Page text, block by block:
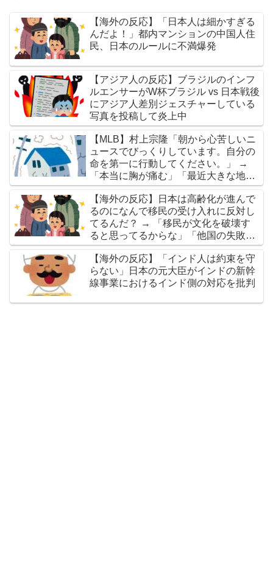
【海外の反応】「日本人は細かすぎる
んだよ！」都内マンションの中国人住
民、日本のルールに不満爆発
【アジア人の反応】ブラジルのインフ
ルエンサーがW杯ブラジル vs 日本戦後
にアジア人差別ジェスチャーしている
写真を投稿して炎上中
【MLB】村上宗隆「朝から心苦しいニ
ュースでびっくりしています。自分の
命を第一に行動してください。」 →
「本当に胸が痛む」「最近大きな地震
が多くないか？」
【海外の反応】日本は高齢化が進んで
るのになんで移民の受け入れに反対し
てるんだ？ → 「移民が文化を破壊す
ると思ってるからな」「他国の失敗を
見てきたからだろ」
【海外の反応】「インド人は約束を守
らない」日本の元大臣がインドの新幹
線事業におけるインド側の対応を批判